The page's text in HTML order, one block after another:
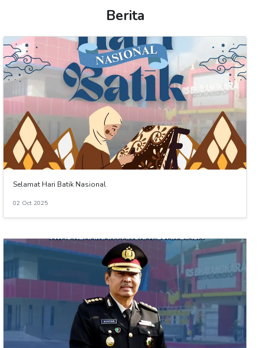
Berita
Selamat Hari Batik Nasional
02 Oct 2025